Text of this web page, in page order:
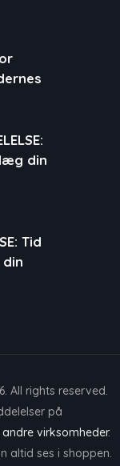
din
Tid
All rights reserved.
på
virksomheder.
altid ses i shoppen.